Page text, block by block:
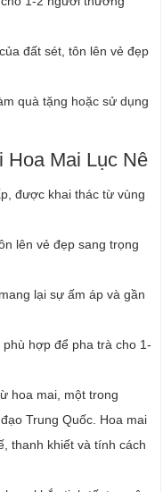
đất sét, tôn lên vẻ đẹp
quà tặng hoặc sử dụng
Hoa Mai Lục Nê
được khai thác từ vùng
lên vẻ đẹp sang trọng
lại sự ấm áp và gần
hợp để pha trà cho 1-
hoa mai, một trong
Trung Quốc. Hoa mai
thanh khiết và tính cách